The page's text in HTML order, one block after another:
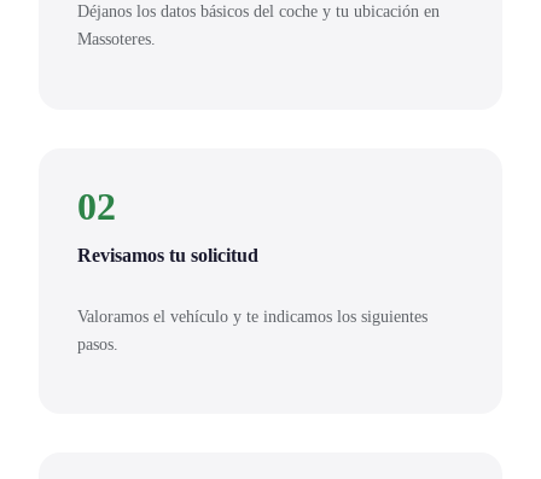
Déjanos los datos básicos del coche y tu ubicación en
Massoteres.
02
Revisamos tu solicitud
Valoramos el vehículo y te indicamos los siguientes
pasos.